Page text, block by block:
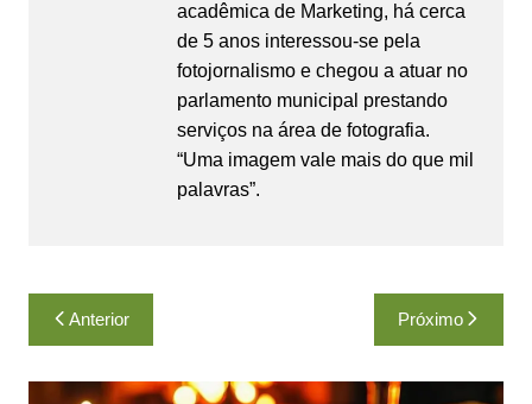
acadêmica de Marketing, há cerca
de 5 anos interessou-se pela
fotojornalismo e chegou a atuar no
parlamento municipal prestando
serviços na área de fotografia.
“Uma imagem vale mais do que mil
palavras”.
Navegação
de
Post
Anterior Próximo